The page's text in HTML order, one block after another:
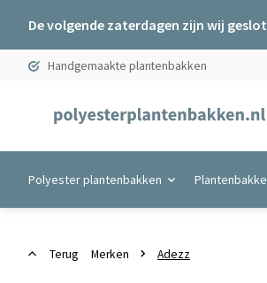
De volgende zaterdagen zijn wij
Handgemaakte plantenbakken
Polyester plantenbakken
Terug Merken Adezz